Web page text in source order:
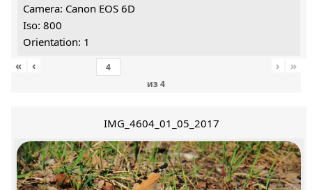
Camera: Canon EOS 6D
Iso: 800
Orientation: 1
«
‹
из 4
› »
IMG_4604_01_05_2017